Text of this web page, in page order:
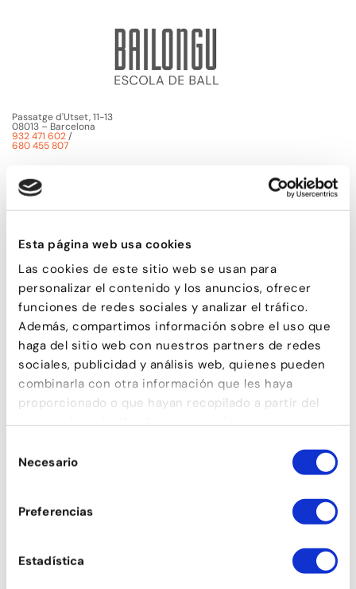
Esta página web usa cookies
Las cookies de este sitio web se usan para
personalizar el contenido y los anuncios, ofrecer
funciones de redes sociales y analizar el tráfico.
Además, compartimos información sobre el uso que
haga del sitio web con nuestros partners de redes
sociales, publicidad y análisis web, quienes pueden
combinarla con otra información que les haya
proporcionado o que hayan recopilado a partir del
uso que haya hecho de sus servicios.
deNecesario
Preferencias
Estadística
Passatge d'Utset, 11-13
08013 – Barcelona
932 471 602/
680 455 807